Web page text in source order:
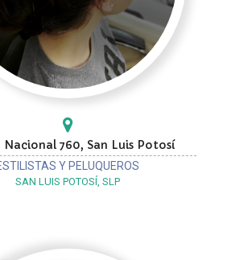
Nacional 760, San Luis Potosí
Y PELUQUEROS
SAN LUIS POTOSÍ, SLP